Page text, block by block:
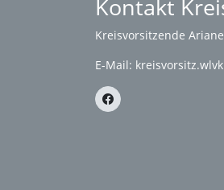
Kontakt
Kreisvorsitzende
E-Mail: